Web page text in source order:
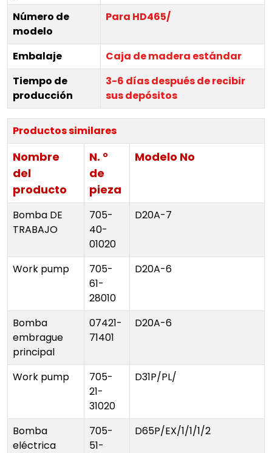
Número de
modelo
Para HD465/
Embalaje
Caja de madera estándar
Tiempo de
producción
3-6 días después de recibir
sus depósitos
Productos similares
Nombre
del
producto
N. °
de
pieza
Modelo No
Bomba DE
TRABAJO
705-
40-
01020
D20A-7
Work pump
705-
61-
28010
D20A-6
Bomba
embrague
principal
07421-
71401
D20A-6
Work pump
705-
21-
31020
D31P/PL/
Bomba
eléctrica
705-
51-
D65P/EX/1/1/1/2